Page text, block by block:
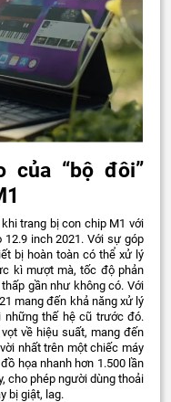
của “bộ đôi”
trang bị con chip M1 với
12.9 inch 2021. Với sự góp
bị hoàn toàn có thể xử lý
kì mượt mà, tốc độ phản
gần như không có. Với
mang đến khả năng xử lý
những thế hệ cũ trước đó.
về hiệu suất, mang đến
nhất trên một chiếc máy
họa nhanh hơn 1.500 lần
cho phép người dùng thoải
bị giật, lag.